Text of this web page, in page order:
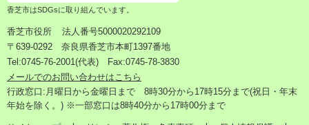
香芝市はSDGsに取り組んでいます。
香芝市役所
法人番号5000020292109
〒639-0292 奈良県香芝市本町1397番地
Tel:0745-76-2001(代表) Fax:0745-78-3830
メールでのお問い合わせはこちら
行政窓口:月曜日から金曜日まで 8時30分から17時15分まで(祝日・年末
年始を除く。) ※一部窓口は8時40分から17時00分まで